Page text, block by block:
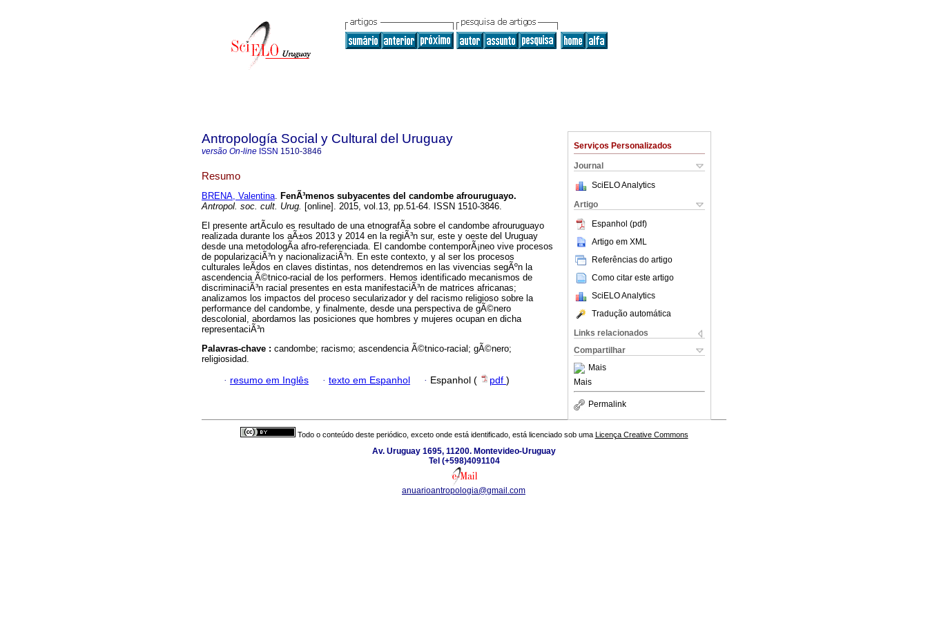
Serviços Personalizados
Journal
SciELO Analytics
Artigo
Espanhol (pdf)
Artigo em XML
Referências do artigo
Como citar este artigo
SciELO Analytics
Tradução automática
Links relacionados
Compartilhar
Mais
Mais
Permalink
Antropología Social y Cultural del Uruguay
versão On-line ISSN 1510-3846
Resumo
BRENA, Valentina. FenÃ³menos subyacentes del candombe afrouruguayo.
Antropol. soc. cult. Urug. [online]. 2015, vol.13, pp.51-64. ISSN 1510-3846.
El presente artÃ­culo es resultado de una etnografÃ­a sobre el candombe afrouruguayo
realizada durante los aÃ±os 2013 y 2014 en la regiÃ³n sur, este y oeste del Uruguay
desde una metodologÃ­a afro-referenciada. El candombe contemporÃ¡neo vive procesos
de popularizaciÃ³n y nacionalizaciÃ³n. En este contexto, y al ser los procesos
culturales leÃ­dos en claves distintas, nos detendremos en las vivencias segÃºn la
ascendencia Ã©tnico-racial de los performers. Hemos identificado mecanismos de
discriminaciÃ³n racial presentes en esta manifestaciÃ³n de matrices africanas;
analizamos los impactos del proceso secularizador y del racismo religioso sobre la
performance del candombe, y finalmente, desde una perspectiva de gÃ©nero
descolonial, abordamos las posiciones que hombres y mujeres ocupan en dicha
representaciÃ³n
Palavras-chave : candombe; racismo; ascendencia Ã©tnico-racial; gÃ©nero;
religiosidad.
· resumo em Inglês · texto em Espanhol · Espanhol ( pdf )
Todo o conteúdo deste periódico, exceto onde está identificado, está licenciado sob uma Licença Creative Commons
Av. Uruguay 1695, 11200. Montevideo-Uruguay
Tel (+598)4091104
anuarioantropologia@gmail.com